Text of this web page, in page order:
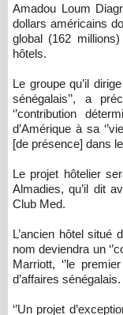
Amadou Loum
dollars américains
global (162
hôtels.
Le groupe qu’il
sénégalais’’, a
‘’contribution
d’Amérique à sa
[de présence] dans le
Le projet hôtelier
Almadies, qu’il dit
Club Med.
L’ancien hôtel situé
nom deviendra un
Marriott, ‘’le
d’affaires sénégalais.
‘’Un projet